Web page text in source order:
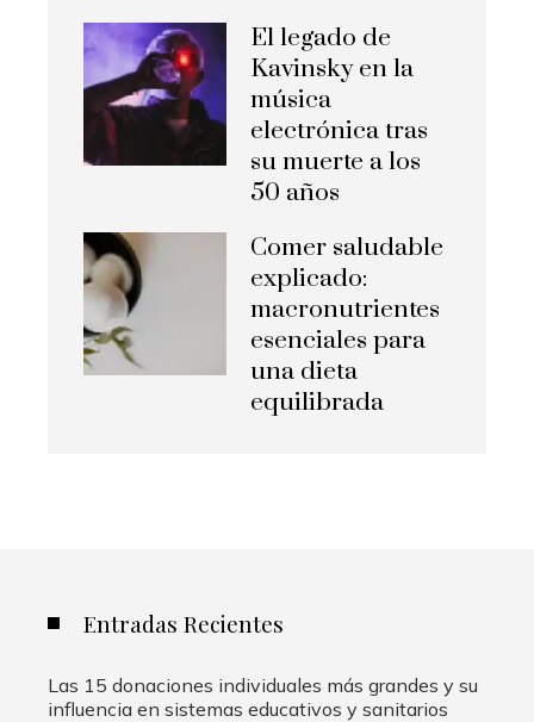
El legado de
Kavinsky en la
música
electrónica tras
su muerte a los
50 años
Comer saludable
explicado:
macronutrientes
esenciales para
una dieta
equilibrada
Entradas Recientes
Las 15 donaciones individuales más grandes y su
influencia en sistemas educativos y sanitarios